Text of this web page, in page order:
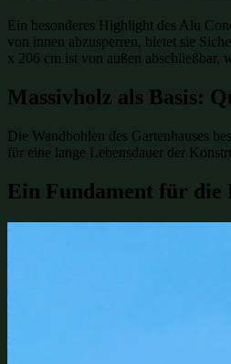
Ein besonderes Highlight des Alu
von innen abzusperren, bietet sie
x 206 cm ist von außen abschließbar,
Massivholz als Basis:
Die Wandbohlen des Gartenhauses
für eine lange Lebensdauer der
Ein Fundament für